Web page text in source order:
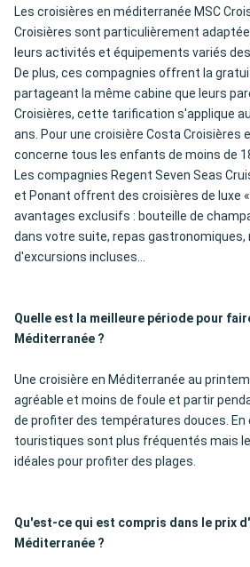
Les croisières en méditerranée MSC
Croisières sont particulièrement
leurs activités et équipements variés
De plus, ces compagnies offrent la
partageant la même cabine que leurs
Croisières, cette tarification s'applique
ans. Pour une croisière Costa Croisières
concerne tous les enfants de moins de
Les compagnies Regent Seven Seas
et Ponant offrent des croisières de luxe
avantages exclusifs : bouteille de
dans votre suite, repas gastronomiques,
d'excursions incluses...
Quelle est la meilleure période pour
Méditerranée ?
Une croisière en Méditerranée au
agréable et moins de foule et partir
de profiter des températures douces. En
touristiques sont plus fréquentés mais
idéales pour profiter des plages.
Qu'est-ce qui est compris dans le prix
Méditerranée ?